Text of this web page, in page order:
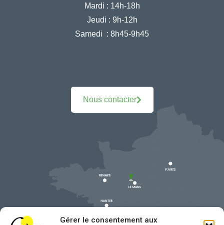
Gérer le consentement aux
Mardi : 14h-18h
Jeudi : 9h-12h
Samedi : 8h45-9h45
Nous contacter